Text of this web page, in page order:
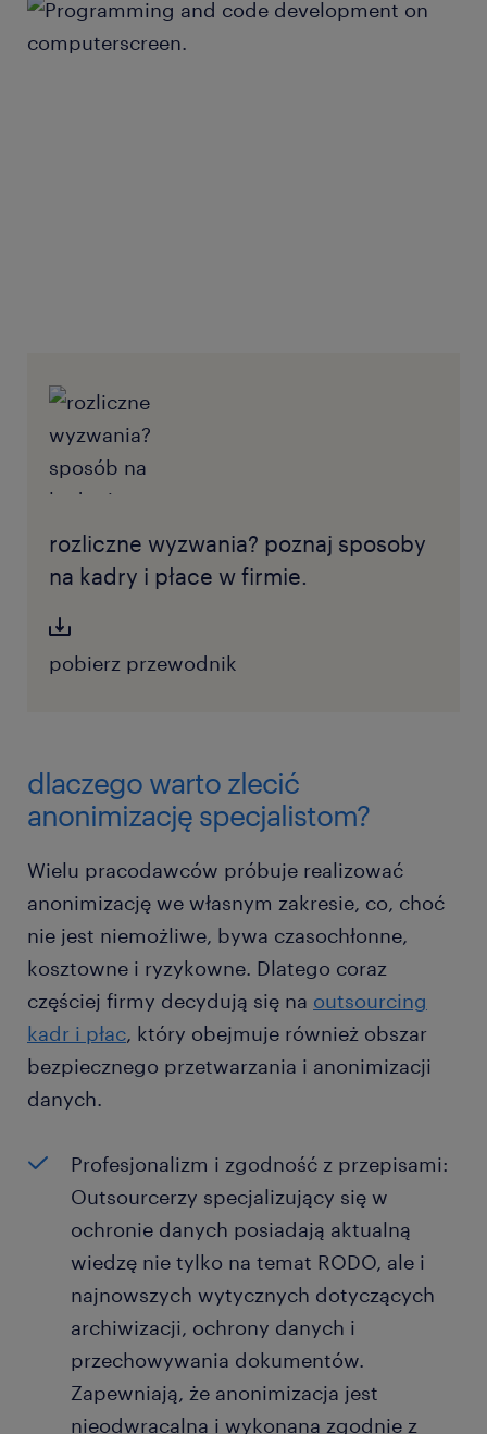
rozliczne wyzwania? poznaj sposoby
na kadry i płace w firmie.
pobierz przewodnik
dlaczego warto zlecić
anonimizację specjalistom?
Wielu pracodawców próbuje realizować
anonimizację we własnym zakresie, co, choć
nie jest niemożliwe, bywa czasochłonne,
kosztowne i ryzykowne. Dlatego coraz
częściej firmy decydują się na outsourcing
kadr i płac, który obejmuje również obszar
bezpiecznego przetwarzania i anonimizacji
danych.
Profesjonalizm i zgodność z przepisami:
Outsourcerzy specjalizujący się w
ochronie danych posiadają aktualną
wiedzę nie tylko na temat RODO, ale i
najnowszych wytycznych dotyczących
archiwizacji, ochrony danych i
przechowywania dokumentów.
Zapewniają, że anonimizacja jest
nieodwracalna i wykonana zgodnie z